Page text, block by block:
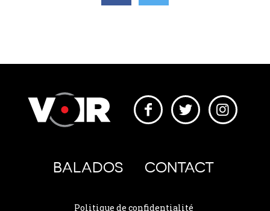
BALADOS CONTACT
Politique de confidentialité